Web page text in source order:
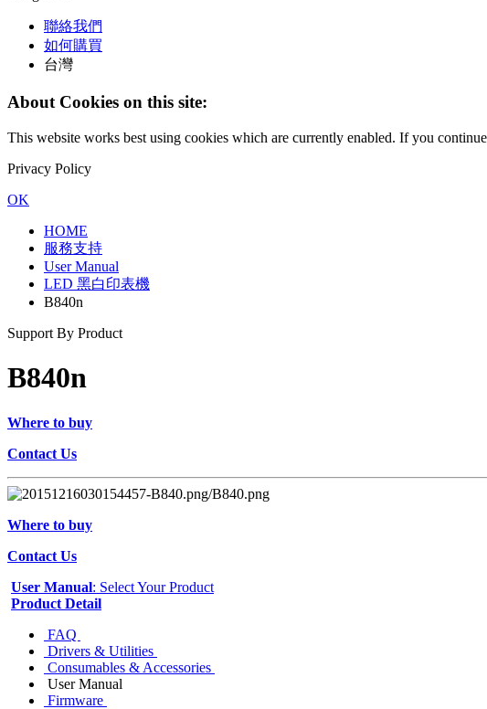
聯絡我們
如何購買
台灣
About Cookies on this site:
This website works best using cookies which are currently enabled. If you
Privacy Policy
OK
HOME
服務支持
User Manual
LED 黑白印表機
B840n
Support By Product
B840n
Where to buy
Contact Us
Where to buy
Contact Us
User Manual: Select Your Product
Product Detail
FAQ
Drivers & Utilities
Consumables & Accessories
User Manual
Firmware